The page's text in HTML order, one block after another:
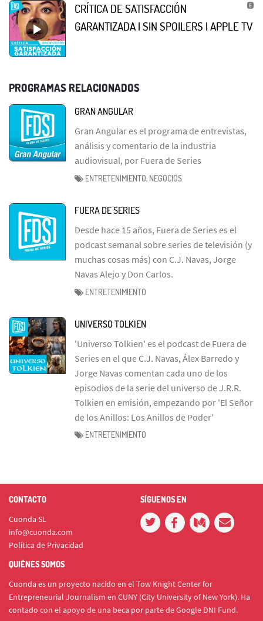
CRÍTICA DE SATISFACCIÓN
GARANTIZADA | SIN SPOILERS | APPLE TV
PROGRAMAS RELACIONADOS
GRAN ANGULAR
Gran Angular es el programa de entrevistas,
análisis y comentario de la industria
audiovisual, por Fuera de Series
ENTRETENIMIENTO, NEGOCIOS
FUERA DE SERIES
Desde hace 15 años, Fuera de Series es el
podcast semanal sobre series de televisión (y
muchas cosas más) con C.J. Navas, Jorge
Navas Alejo y Don Carlos.
ENTRETENIMIENTO
UNIVERSO TOLKIEN
'Universo Tolkien' es el podcast de Fuera de
Series en el que C.J. Navas, Álex Barredo y
Jorge Navas comentan cada uno de los
episodios de la serie del universo de J.R.R.
Tolkien en emisión, empezando por 'El Señor
de los Anillos: Los Anillos de Poder'
ENTRETENIMIENTO
CONTACTO
Cuonda SL
info@cuonda.com
Política de Privacidad
SÍGUENOS EN
QUIÉNES SOMOS
Cuonda es un proyecto nacido en el Tow Knight Center for
Entrepreneurial Journalism en CUNY (City University of New York). Ha
contado con el apoyo de una beca por parte de Google DNI Fund.